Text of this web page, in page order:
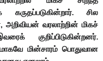
கருதப்படுகின்றார். சில
வரலாற்றின் மிகச்
குறிப்பிடுகின்றனர்.
மின்சாரம் பொதுவான